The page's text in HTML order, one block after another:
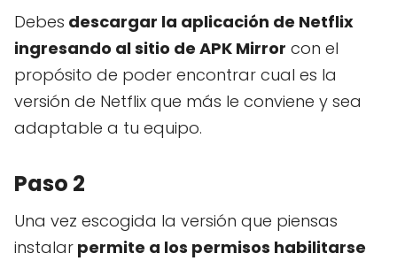
Debes descargar la aplicación de Netflix
ingresando al sitio de APK Mirror con el
propósito de poder encontrar cual es la
versión de Netflix que más le conviene y sea
adaptable a tu equipo.
Paso 2
Una vez escogida la versión que piensas
instalar permite a los permisos habilitarse